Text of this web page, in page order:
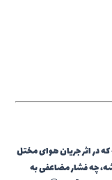
در اثر جریان هوای مختل
چه فشار مضاعفی به